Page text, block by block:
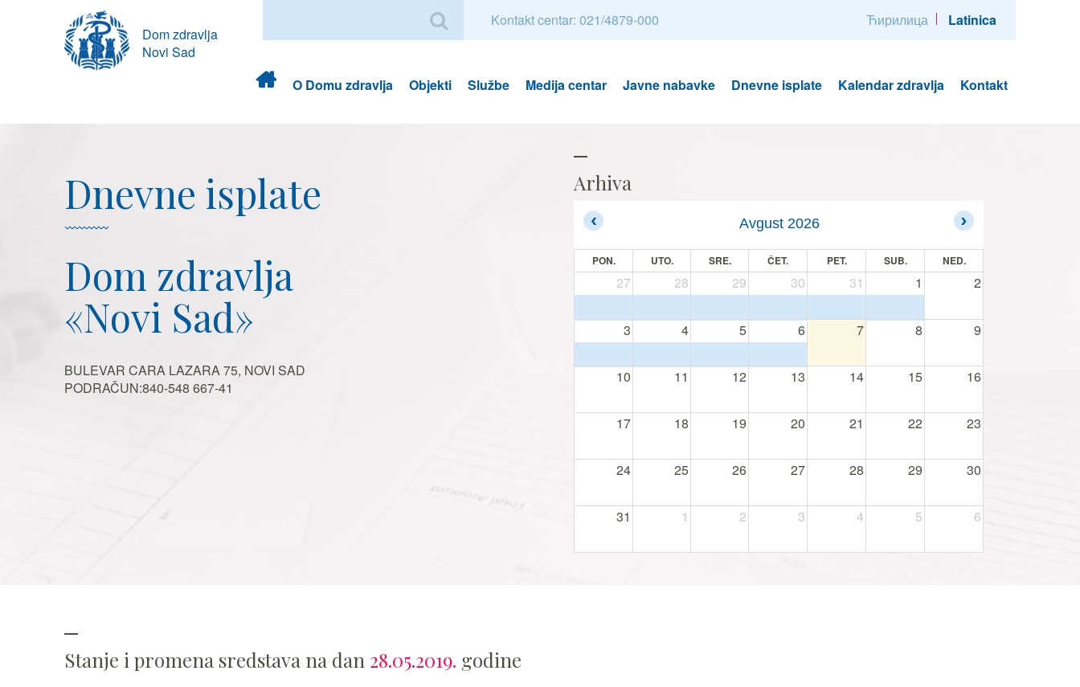
Dom zdravlja
Novi Sad
Kontakt centar: 021/4879-000 Ћирилица Latinica
Dom
zdravlja
O Domu zdravlja Objekti Službe Medija centar Javne nabavke Dnevne isplate Kalendar zdravlja Kontakt
Dnevne isplate
Dom zdravlja
«Novi Sad»
BULEVAR CARA LAZARA 75, NOVI SAD
PODRAČUN:840-548 667-41
Arhiva
Avgust 2026
PON. UTO. SRE. ČET. PET. SUB. NED.
27 28 29 30 31 1 2
3 4 5 6 7 8 9
10 11 12 13 14 15 16
17 18 19 20 21 22 23
24 25 26 27 28 29 30
31 1 2 3 4 5 6
Stanje i promena sredstava na dan 28.05.2019. godine